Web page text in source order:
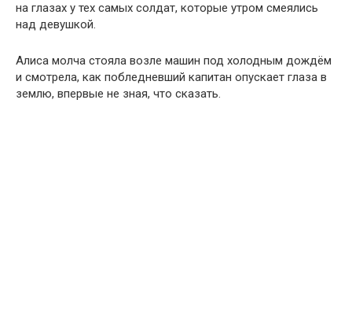
на глазах у тех самых солдат, которые утром смеялись
над девушкой.
Алиса молча стояла возле машин под холодным дождём
и смотрела, как побледневший капитан опускает глаза в
землю, впервые не зная, что сказать.